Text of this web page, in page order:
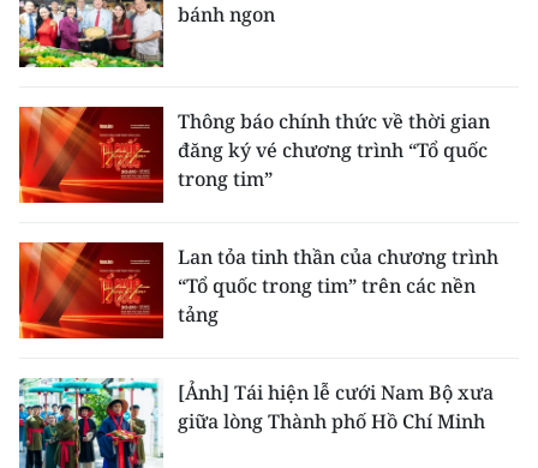
bánh ngon
Thông báo chính thức về thời gian
đăng ký vé chương trình “Tổ quốc
trong tim”
Lan tỏa tinh thần của chương trình
“Tổ quốc trong tim” trên các nền
tảng
[Ảnh] Tái hiện lễ cưới Nam Bộ xưa
giữa lòng Thành phố Hồ Chí Minh